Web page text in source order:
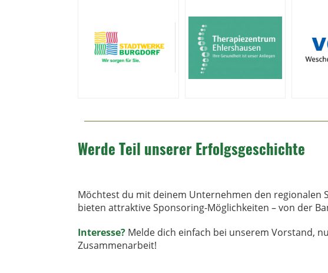
Werde Teil unserer Erfolgsgeschichte
Möchtest du mit deinem Unternehmen den
bieten attraktive Sponsoring-Möglichkeiten – von der
Interesse? Melde dich einfach bei unserem Vorstand,
Zusammenarbeit!